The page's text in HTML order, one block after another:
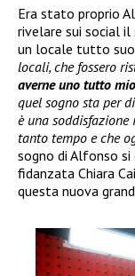
Era stato proprio
rivelare sui social il
un locale tutto
locali, che fossero
averne uno tutto mio
quel sogno sta per
è una
tanto tempo e che
sogno di Alfonso
fidanzata Chiara
questa nuova